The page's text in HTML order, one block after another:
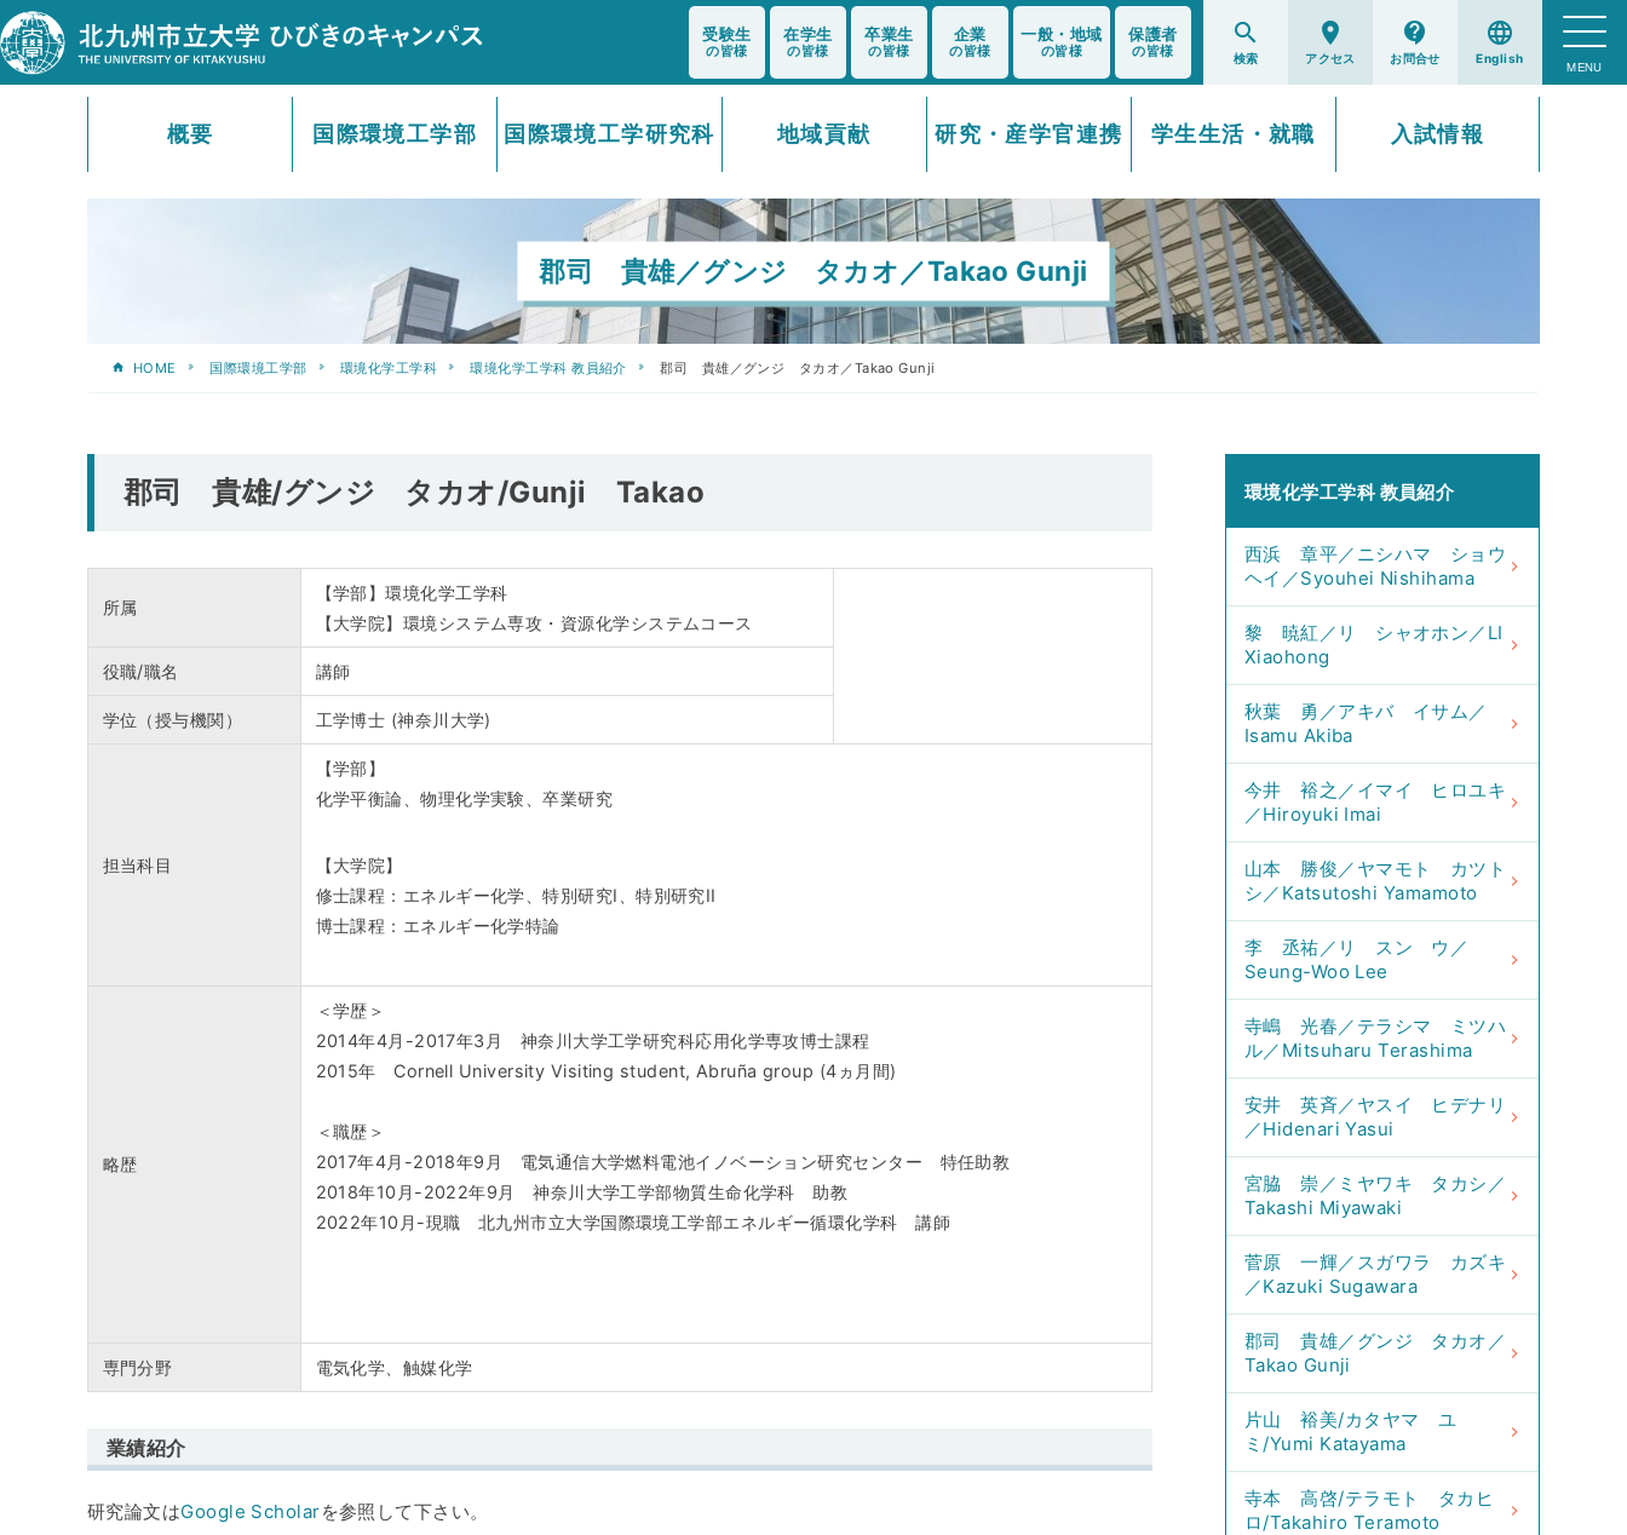
受験生
の皆様
在学生
の皆様
卒業生
の皆様
企業
の皆様
一般・地域
の皆様
保護者
の皆様
search room contact_support language
概要 国際環境工学部 国際環境工学研究科 地域貢献 研究・産学官連携 学生生活・就職 入試情報
郡司 貴雄／グンジ タカオ／Takao Gunji
HOME 国際環境工学部 環境化学工学科 環境化学工学科 教員紹介 郡司 貴雄／グンジ タカオ／Takao Gunji
郡司 貴雄/グンジ タカオ/Gunji Takao
所属
【学部】環境化学工学科
【大学院】環境システム専攻・資源化学システムコース
役職/職名 講師
学位（授与機関） 工学博士 (神奈川大学)
担当科目
【学部】
化学平衡論、物理化学実験、卒業研究
【大学院】
修士課程：エネルギー化学、特別研究I、特別研究II
博士課程：エネルギー化学特論
略歴
＜学歴＞
2014年4月-2017年3月 神奈川大学工学研究科応用化学専攻博士課程
2015年 Cornell University Visiting student, Abruña group (4ヵ月間)
＜職歴＞
2017年4月-2018年9月 電気通信大学燃料電池イノベーション研究センター 特任助教
2018年10月-2022年9月 神奈川大学工学部物質生命化学科 助教
2022年10月-現職 北九州市立大学国際環境工学部エネルギー循環化学科 講師
専門分野 電気化学、触媒化学
業績紹介
研究論文はGoogle Scholarを参照して下さい。
環境化学工学科 教員紹介
西浜 章平／ニシハマ ショウ
ヘイ／Syouhei Nishihama
黎 暁紅／リ シャオホン／LI
Xiaohong
秋葉 勇／アキバ イサム／
Isamu Akiba
今井 裕之／イマイ ヒロユキ
／Hiroyuki Imai
山本 勝俊／ヤマモト カツト
シ／Katsutoshi Yamamoto
李 丞祐／リ スン ウ／
Seung-Woo Lee
寺嶋 光春／テラシマ ミツハ
ル／Mitsuharu Terashima
安井 英斉／ヤスイ ヒデナリ
／Hidenari Yasui
宮脇 崇／ミヤワキ タカシ／
Takashi Miyawaki
菅原 一輝／スガワラ カズキ
／Kazuki Sugawara
郡司 貴雄／グンジ タカオ／
Takao Gunji
片山 裕美/カタヤマ ユ
ミ/Yumi Katayama
寺本 高啓/テラモト タカヒ
ロ/Takahiro Teramoto